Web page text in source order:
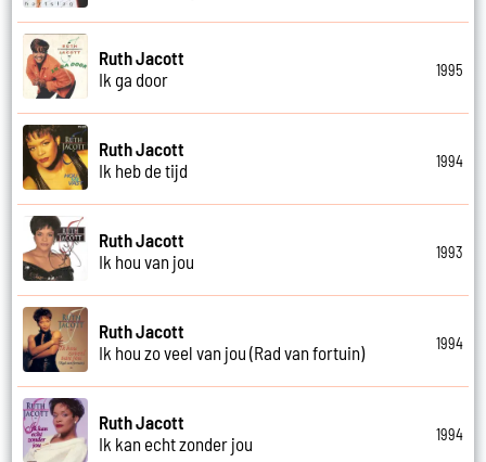
Ruth Jacott
Ik ga door
1995
Ruth Jacott
Ik heb de tijd
1994
Ruth Jacott
Ik hou van jou
1993
Ruth Jacott
Ik hou zo veel van jou (Rad van fortuin)
1994
Ruth Jacott
Ik kan echt zonder jou
1994